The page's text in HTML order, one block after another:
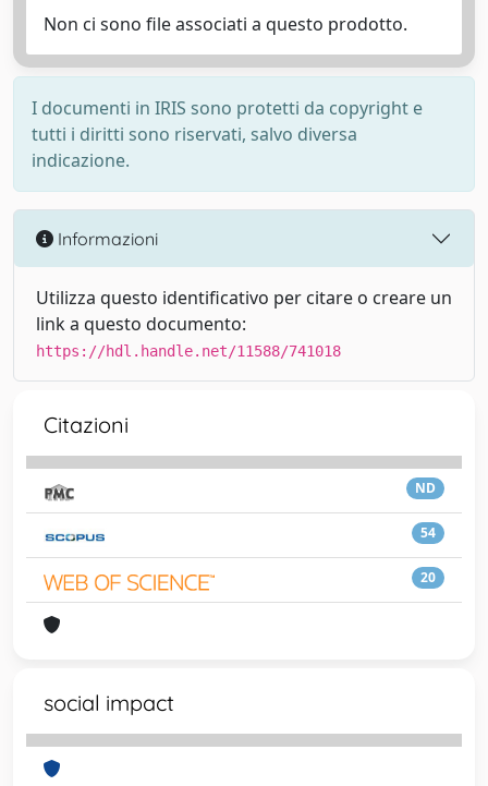
Non ci sono file associati a questo prodotto.
I documenti in IRIS sono protetti da copyright e
tutti i diritti sono riservati, salvo diversa
indicazione.
Informazioni
Utilizza questo identificativo per citare o creare un
link a questo documento:
https://hdl.handle.net/11588/741018
Citazioni
ND
54
20
social impact